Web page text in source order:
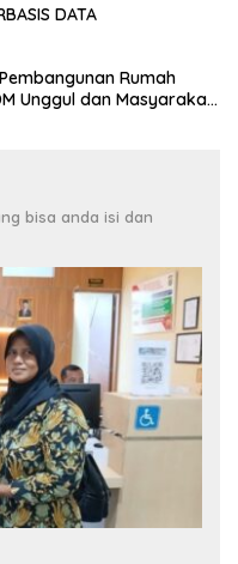
DATA
Rumah
Unggul dan Masyarakat
bisa anda isi dan